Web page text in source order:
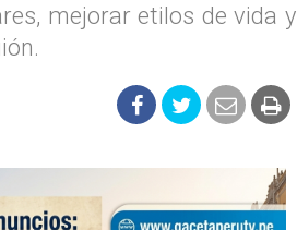
mejorar etilos de vida y